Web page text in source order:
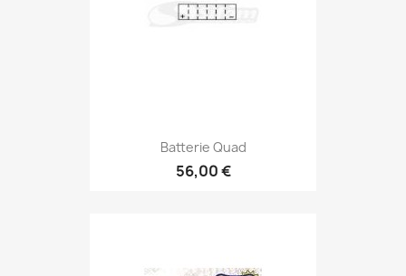
Batterie Quad
56,00 €